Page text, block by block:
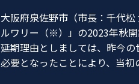
大阪府泉佐野市（市長：千代
ルワリー（※）」の2023年秋
延期理由としましては、昨今
必要となったことにより、当初